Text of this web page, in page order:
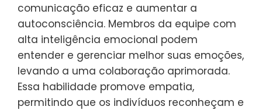
comunicação eficaz e aumentar a
autoconsciência. Membros da equipe com
alta inteligência emocional podem
entender e gerenciar melhor suas emoções,
levando a uma colaboração aprimorada.
Essa habilidade promove empatia,
permitindo que os indivíduos reconheçam e